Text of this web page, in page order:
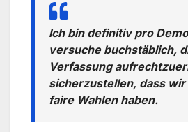
Ich bin definitiv pro
versuche buchstäblich,
Verfassung
sicherzustellen, dass
faire Wahlen haben.